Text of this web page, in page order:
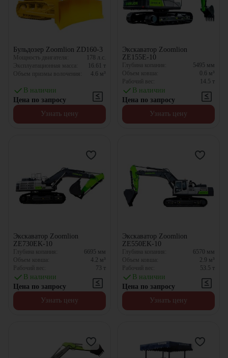
Бульдозер Zoomlion ZD160-3
Мощность двигателя: 178 л.с.
Эксплуатационная масса:
16.61 т
Объем призмы волочения:
4.6 м³
В наличии
Цена по запросу
Узнать цену
Экскаватор Zoomlion
ZE155E-10
Глубина копания: 5495 мм
Объем ковша:
0.6 м³
Рабочий вес:
14.5 т
В наличии
Цена по запросу
Узнать цену
Экскаватор Zoomlion
ZE730EK-10
Глубина копания: 6695 мм
Объем ковша:
4.2 м³
Рабочий вес:
73 т
В наличии
Цена по запросу
Узнать цену
Экскаватор Zoomlion
ZE550EK-10
Глубина копания: 6570 мм
Объем ковша:
2.9 м³
Рабочий вес:
53.5 т
В наличии
Цена по запросу
Узнать цену